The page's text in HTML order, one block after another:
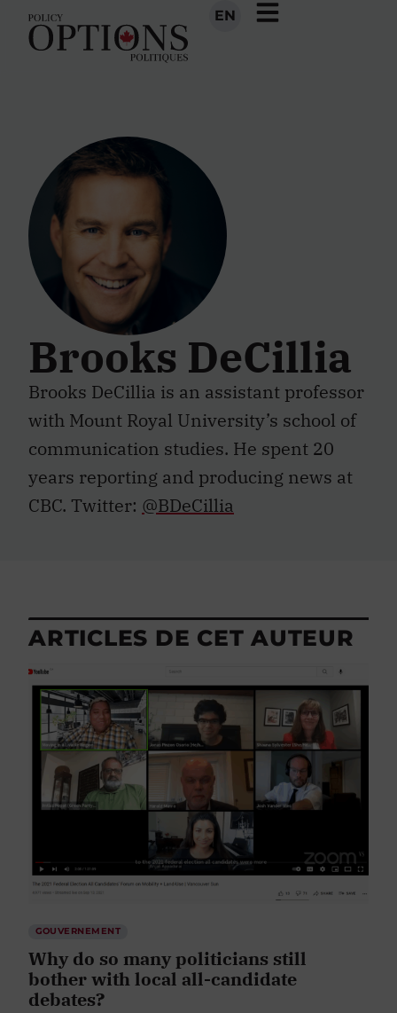
EN
Brooks DeCillia
Brooks DeCillia is an assistant professor
with Mount Royal University’s school of
communication studies. He spent 20
years reporting and producing news at
CBC. Twitter: @BDeCillia
ARTICLES DE CET AUTEUR
GOUVERNEMENT
Why do so many politicians still
bother with local all-candidate
debates?